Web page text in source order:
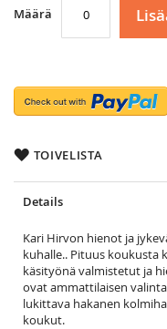
Määrä
TOIVELISTA
Details
Kari Hirvon hienot ja
kuhalle.. Pituus koukusta
käsityönä valmistetut ja
ovat ammattilaisen
lukittava hakanen
koukut.